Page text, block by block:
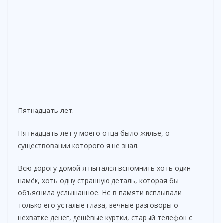
Пятнадцать лет.
Пятнадцать лет у моего отца было жильё, о
существовании которого я не знал.
Всю дорогу домой я пытался вспомнить хоть один
намёк, хоть одну странную деталь, которая бы
объяснила услышанное. Но в памяти всплывали
только его усталые глаза, вечные разговоры о
нехватке денег, дешёвые куртки, старый телефон с